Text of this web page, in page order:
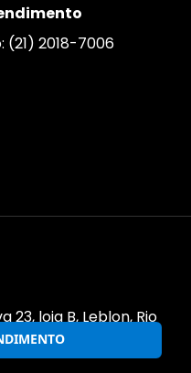
(21) 2018-7006
23, loja B, Leblon, Rio